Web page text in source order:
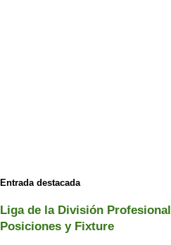
Entrada destacada
Liga de la División
Posiciones y Fixture